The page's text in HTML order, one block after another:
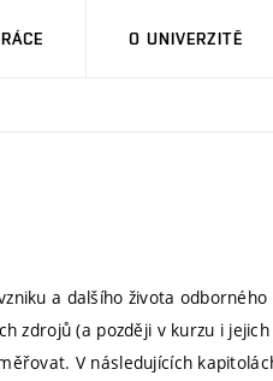
O UNIVERZITĚ
a dalšího života
zdrojů (a později v kurzu i
V následujících